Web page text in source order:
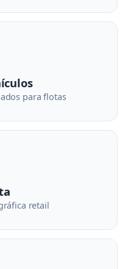
para flotas
retail